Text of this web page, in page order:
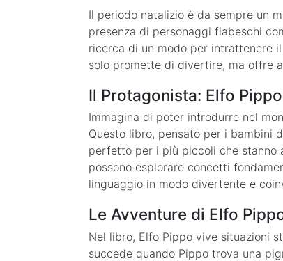
Il periodo natalizio è da sempre un
presenza di personaggi fiabeschi
ricerca di un modo per intrattenere
solo promette di divertire, ma offre
Il Protagonista: Elfo Pippo
Immagina di poter introdurre nel
Questo libro, pensato per i bambini
perfetto per i più piccoli che stanno
possono esplorare concetti
linguaggio in modo divertente e
Le Avventure di Elfo
Nel libro, Elfo Pippo vive situazioni
succede quando Pippo trova una